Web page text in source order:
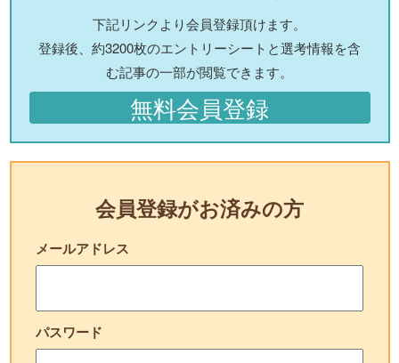
下記リンクより会員登録頂けます。
登録後、約3200枚のエントリーシートと選考情報を含
む記事の一部が閲覧できます。
無料会員登録
会員登録がお済みの方
メールアドレス
パスワード